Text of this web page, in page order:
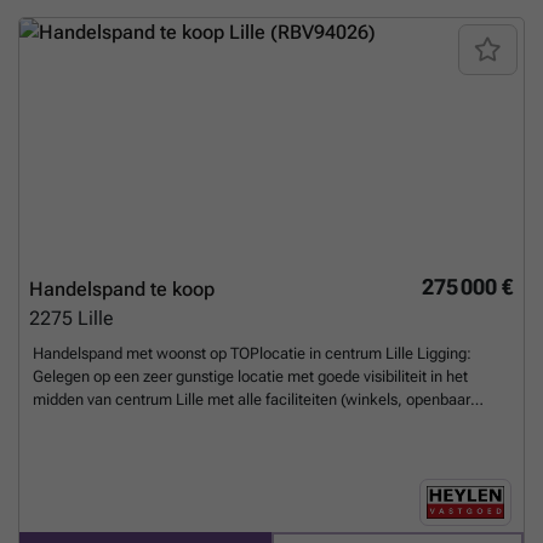
275 000 €
Handelspand te koop
2275 Lille
Handelspand met woonst op TOPlocatie in centrum Lille Ligging:
Gelegen op een zeer gunstige locatie met goede visibiliteit in het
midden van centrum Lille met alle faciliteiten (winkels, openbaar
badkamer en bergzolder. Beschrijving: Dit pand is opgesplitst als
handelsgelijkvloers en woonst. De handelsruimte op de gelijkvloers
wordt momenteel gebruikt en uitgebaat als pizzeria en is praktisch